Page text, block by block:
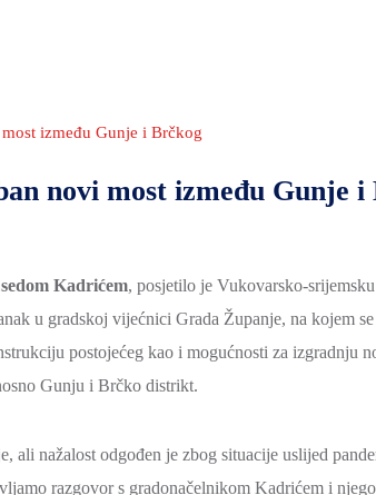
između Gunje i Brčkog
novi most između Gunje i
Kadrićem, posjetilo je Vukovarsko-
u gradskoj vijećnici Grada Županje, na kojem
postojećeg kao i mogućnosti za izgradnju
Gunju i Brčko distrikt.
ali nažalost odgođen je zbog situacije uslijed
razgovor s gradonačelnikom Kadrićem i